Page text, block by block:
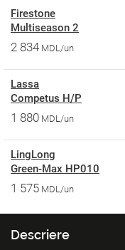
Firestone
Multiseason 2
2 834 MDL/un
Lassa
Competus H/P
1 880 MDL/un
LingLong
Green-Max HP010
1 575 MDL/un
Descriere